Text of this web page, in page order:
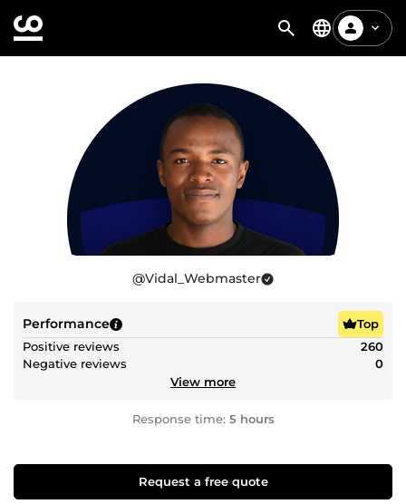
@Vidal_Webmaster
Performance
Top
Positive reviews
260
Negative reviews
0
View more
Response time: 5 hours
Request a free quote